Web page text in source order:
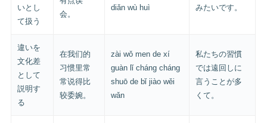
いとし
て扱う
会。
diǎn wù huì
みたいです。
違いを
文化差
として
説明す
る
在我们的
习惯里常
常说得比
较委婉。
zài wǒ men de xí
guàn lǐ cháng cháng
shuō de bǐ jiào wěi
wǎn
私たちの習慣
では遠回しに
言うことが多
くて。